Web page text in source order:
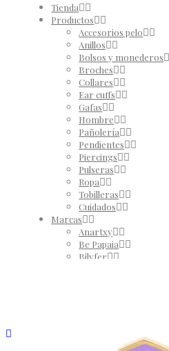
Tienda
Productos
Accesorios pelo
Anillos
Bolsos y monederos
Broches
Collares
Ear cuffs
Gafas
Hombre
Pañolería
Pendientes
Piercings
Pulseras
Ropa
Tobilleras
Cuidados
Marcas
Anartxy
Be Papaia
Bilyfer